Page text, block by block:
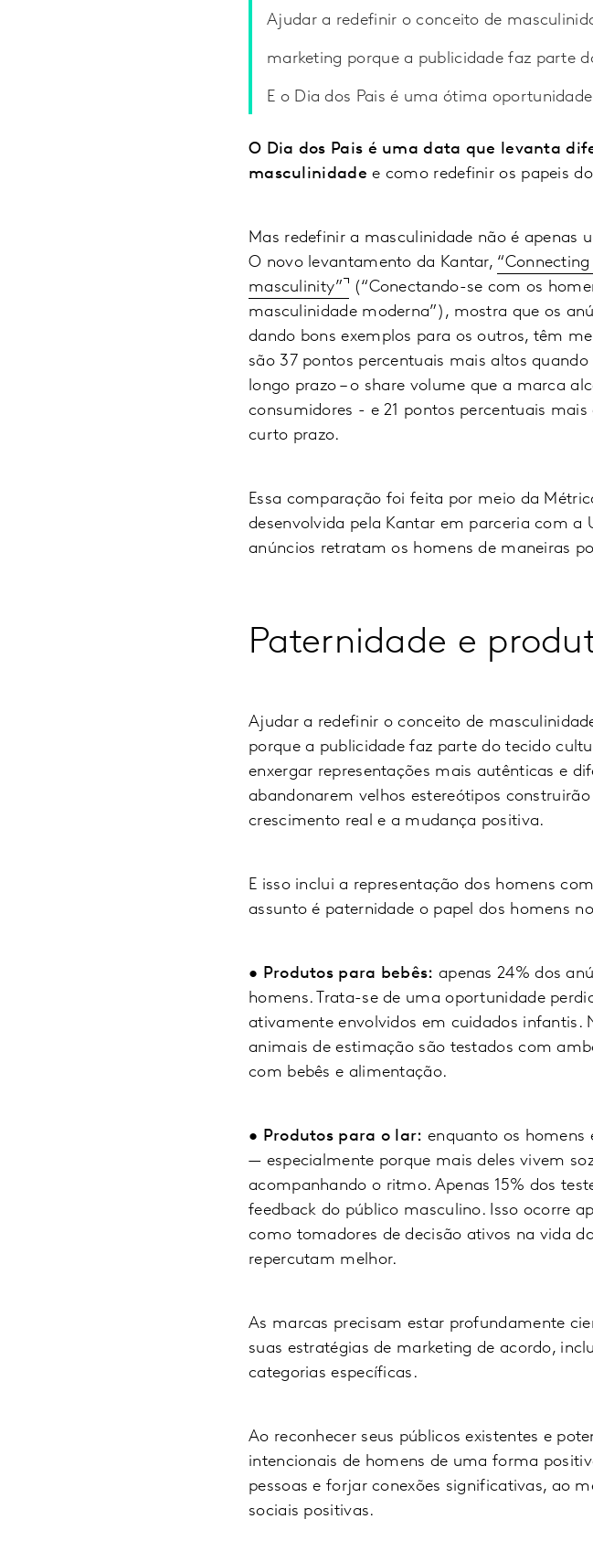
Ajudar a redefinir o conceito de
marketing porque a publicidade faz parte
E o Dia dos Pais é uma ótima
O Dia dos Pais é uma data que levanta
masculinidade e como redefinir os papeis
Mas redefinir a masculinidade não é apenas
O novo levantamento da Kantar,
masculinity” (“Conectando-se com os
masculinidade moderna”), mostra que os
dando bons exemplos para os outros, têm
são 37 pontos percentuais mais altos
longo prazo – o share volume que a marca
consumidores - e 21 pontos percentuais
curto prazo.
Essa comparação foi feita por meio da
desenvolvida pela Kantar em parceria com a
anúncios retratam os homens de maneiras
Paternidade e
Ajudar a redefinir o conceito de
porque a publicidade faz parte do tecido
enxergar representações mais autênticas e
abandonarem velhos estereótipos
crescimento real e a mudança positiva.
E isso inclui a representação dos homens
assunto é paternidade o papel dos homens
• Produtos para bebês: apenas 24% dos
homens. Trata-se de uma oportunidade
ativamente envolvidos em cuidados infantis.
animais de estimação são testados com
com bebês e alimentação.
• Produtos para o lar: enquanto os homens
— especialmente porque mais deles vivem
acompanhando o ritmo. Apenas 15% dos
feedback do público masculino. Isso ocorre
como tomadores de decisão ativos na vida
repercutam melhor.
As marcas precisam estar profundamente
suas estratégias de marketing de acordo,
categorias específicas.
Ao reconhecer seus públicos existentes e
intencionais de homens de uma forma
pessoas e forjar conexões significativas, ao
sociais positivas.